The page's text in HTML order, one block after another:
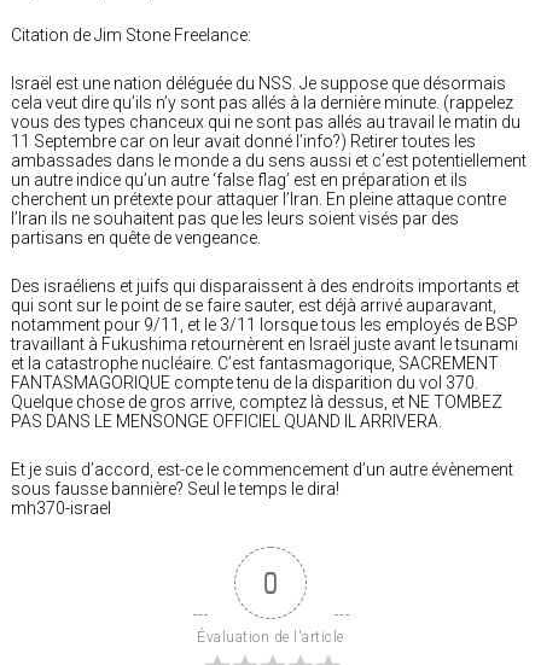
Citation de Jim Stone Freelance:
Israël est une nation déléguée du NSS. Je suppose que désormais
cela veut dire qu’ils n’y sont pas allés à la dernière minute. (rappelez
vous des types chanceux qui ne sont pas allés au travail le matin du
11 Septembre car on leur avait donné l’info?) Retirer toutes les
ambassades dans le monde a du sens aussi et c’est potentiellement
un autre indice qu’un autre ‘false flag’ est en préparation et ils
cherchent un prétexte pour attaquer l’Iran. En pleine attaque contre
l’Iran ils ne souhaitent pas que les leurs soient visés par des
partisans en quête de vengeance.
Des israéliens et juifs qui disparaissent à des endroits importants et
qui sont sur le point de se faire sauter, est déjà arrivé auparavant,
notamment pour 9/11, et le 3/11 lorsque tous les employés de BSP
travaillant à Fukushima retournèrent en Israël juste avant le tsunami
et la catastrophe nucléaire. C’est fantasmagorique, SACREMENT
FANTASMAGORIQUE compte tenu de la disparition du vol 370.
Quelque chose de gros arrive, comptez là dessus, et NE TOMBEZ
PAS DANS LE MENSONGE OFFICIEL QUAND IL ARRIVERA.
Et je suis d’accord, est-ce le commencement d’un autre évènement
sous fausse bannière? Seul le temps le dira!
mh370-israel
0
Évaluation de l'article